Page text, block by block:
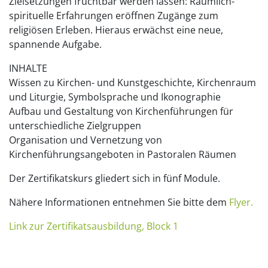
spirituelle Erfahrungen eröffnen Zugänge zum
religiösen Erleben. Hieraus erwächst eine neue,
spannende Aufgabe.
INHALTE
Wissen zu Kirchen- und Kunstgeschichte, Kirchenraum
und Liturgie, Symbolsprache und Ikonographie
Aufbau und Gestaltung von Kirchenführungen für
unterschiedliche Zielgruppen
Organisation und Vernetzung von
Kirchenführungsangeboten in Pastoralen Räumen
Der Zertifikatskurs gliedert sich in fünf Module.
Nähere Informationen entnehmen Sie bitte dem Flyer.
Link zur Zertifikatsausbildung, Block 1